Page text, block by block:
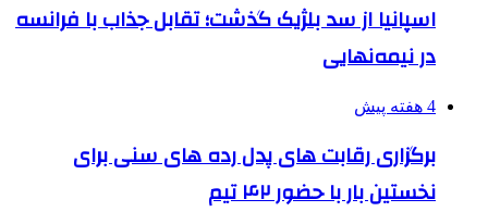
اسپانیا از سد بلژیک گذشت؛ تقابل جذاب با فرانسه
در نیمه‌نهایی
4 هفته پیش
برگزاری رقابت های پدل رده های سنی برای
نخستین بار با حضور ۴۲ تیم